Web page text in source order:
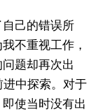
己的错误所
不重视工作，
题却再次出
中探索。对于
使当时没有出